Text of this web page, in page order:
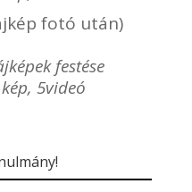
fotó után)
festése
5videó